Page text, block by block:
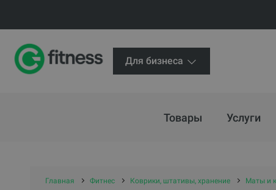
Для бизнеса
Товары Услуги
Главная Фитнес Коврики, штативы, хранение Маты и